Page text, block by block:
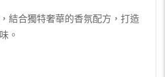
結合獨特奢華的香氛配方，打造
。